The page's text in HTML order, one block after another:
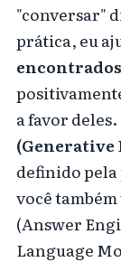
"conversar"
prática, eu
a favor
definido pela
você
(Answer
Language